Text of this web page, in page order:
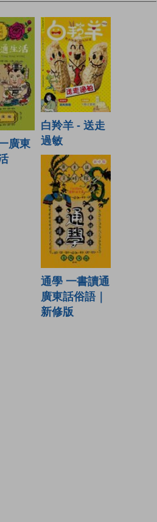
廣東
白羚羊 - 送走
過敏
通學 一書讀通
廣東話俗語｜
新修版